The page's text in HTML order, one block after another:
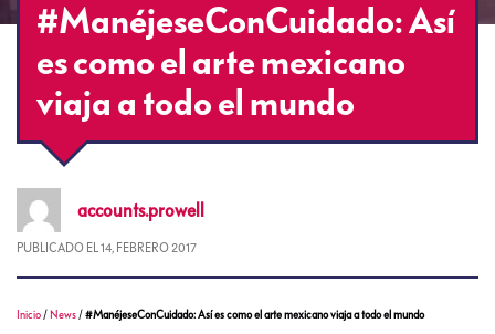
#ManéjeseConCuidado: Así
es como el arte mexicano
viaja a todo el mundo
accounts.prowell
PUBLICADO EL 14, FEBRERO 2017
Inicio / News /#ManéjeseConCuidado: Así es como el arte mexicano viaja a todo el mundo